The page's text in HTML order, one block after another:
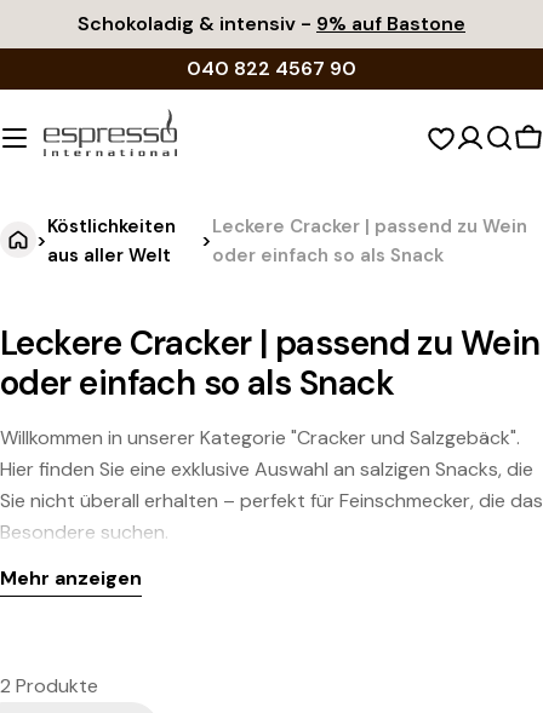
Inhalt
Schokoladig & intensiv - 9% auf Bastone
040 822 4567 90
>
Köstlichkeiten
aus aller Welt
>
Leckere Cracker | passend zu Wein
oder einfach so als Snack
Leckere Cracker | passend zu Wein
oder einfach so als Snack
Willkommen in unserer Kategorie "Cracker und Salzgebäck".
Hier finden Sie eine exklusive Auswahl an salzigen Snacks, die
Sie nicht überall erhalten – perfekt für Feinschmecker, die das
Besondere suchen.
Mehr anzeigen
2 Produkte